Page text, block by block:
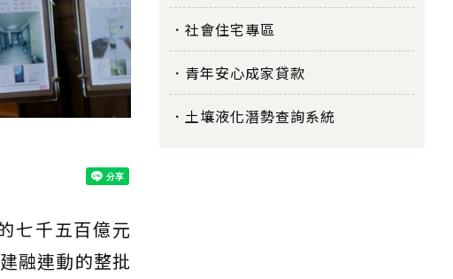
七千五百億元
融連動的整批
社會住宅專區
青年安心成家貸款
土壤液化潛勢查詢系統